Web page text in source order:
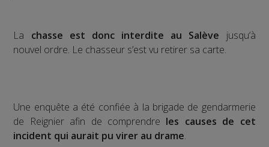
La chasse est donc interdite au Salève jusqu’à
nouvel ordre. Le chasseur s’est vu retirer sa carte.
Une enquête a été confiée à la brigade de gendarmerie
de Reignier afin de comprendre les causes de cet
incident qui aurait pu virer au drame.